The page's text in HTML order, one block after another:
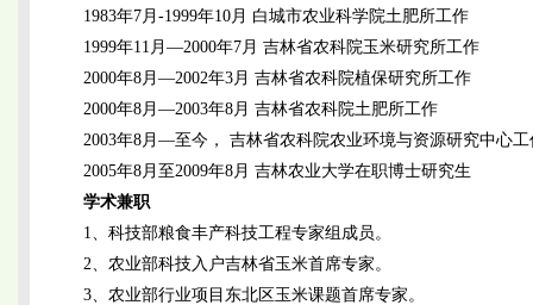
1983年7月-1999年10月 白城市农业科学院土肥所工作
1999年11月—2000年7月 吉林省农科院玉米研究所工作
2000年8月—2002年3月 吉林省农科院植保研究所工作
2000年8月—2003年8月 吉林省农科院土肥所工作
2003年8月—至今， 吉林省农科院农业环境与资源研究中心工
2005年8月至2009年8月 吉林农业大学在职博士研究生
学术兼职
1、科技部粮食丰产科技工程专家组成员。
2、农业部科技入户吉林省玉米首席专家。
3、农业部行业项目东北区玉米课题首席专家。